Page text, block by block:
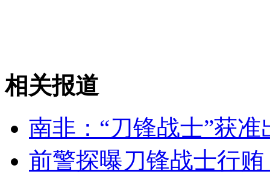
女孩北京地铁殴打老人 痛下狠手拳打脚踢
无痛分娩是否安全 医生回应
相关报道
南非：“刀锋战士”获准
前警探曝刀锋战士行